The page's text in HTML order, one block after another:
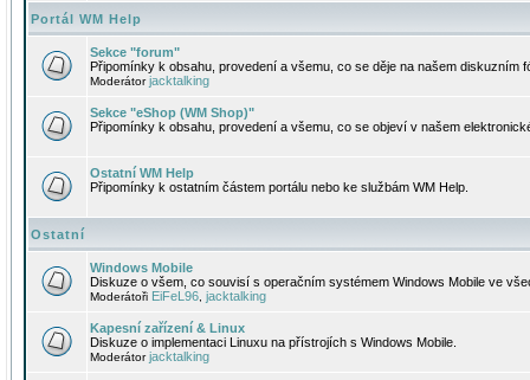
Portál WM Help
Sekce "forum"
Připomínky k obsahu, provedení a všemu, co se děje na našem diskuzním
Moderátorjacktalking
Sekce "eShop (WM Shop)"
Připomínky k obsahu, provedení a všemu, co se objeví v našem
Ostatní WM Help
Připomínky k ostatním částem portálu nebo ke službám WM Help.
Ostatní
Windows Mobile
Diskuze o všem, co souvisí s operačním systémem Windows Mobile ve
Moderátoři EiFeL96 jacktalking
Kapesní zařízení & Linux
Diskuze o implementaci Linuxu na přístrojích s Windows Mobile.
Moderátorjacktalking